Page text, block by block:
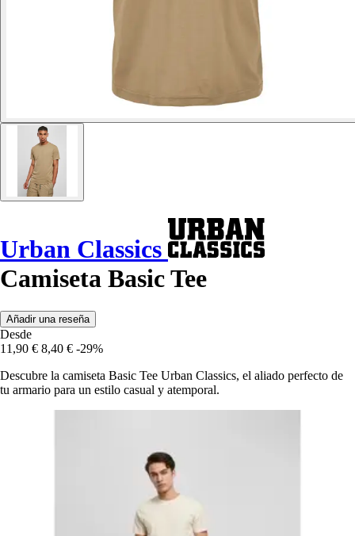
Urban Classics
Camiseta Basic Tee
Añadir una reseña
Desde
11,90 € 8,40 € -29%
Descubre la camiseta Basic Tee Urban Classics, el aliado perfecto de
tu armario para un estilo casual y atemporal.